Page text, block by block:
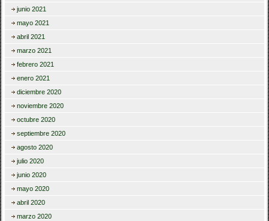
junio 2021
mayo 2021
abril 2021
marzo 2021
febrero 2021
enero 2021
diciembre 2020
noviembre 2020
octubre 2020
septiembre 2020
agosto 2020
julio 2020
junio 2020
mayo 2020
abril 2020
marzo 2020